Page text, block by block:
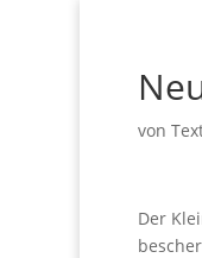
von
Der